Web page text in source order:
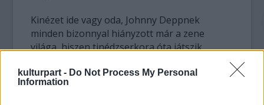
kulturpart - Do Not Process My Personal
Information
Kinézet ide vagy oda, Johnny Deppnek
minden bizonnyal hiányzott már a zene
világa, hiszen tinédzserkora óta játszik
ment Hollywoodba, hogy zenéjével tegyen
szert világhírnévre. Érdekesség, hogy